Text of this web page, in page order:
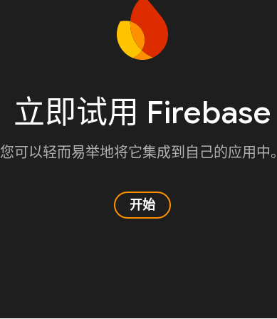
立即试用 Firebase
您可以轻而易举地将它集成到自己的应用中。
开始